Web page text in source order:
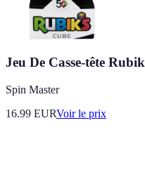
Jeu De Casse-tête
Spin Master
16.99 EURVoir le prix